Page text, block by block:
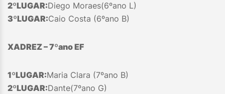
2ºLUGAR:Diego Moraes(6ºano L)
3ºLUGAR:Caio Costa (6ºano B)
XADREZ – 7ºano EF
1ºLUGAR:Maria Clara (7ºano B)
2ºLUGAR:Dante(7ºano G)